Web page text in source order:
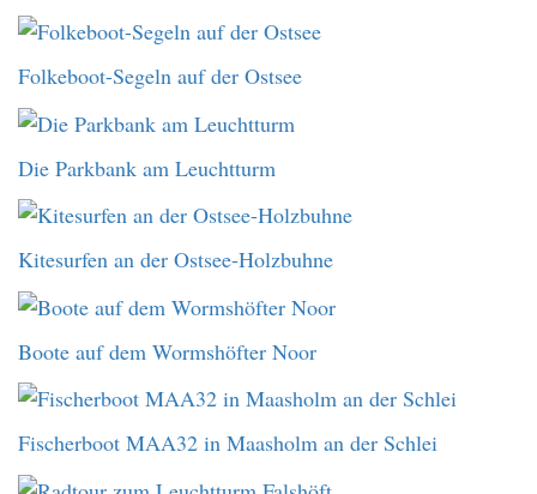
Folkeboot-Segeln auf der Ostsee
Die Parkbank am Leuchtturm
Kitesurfen an der Ostsee-Holzbuhne
Boote auf dem Wormshöfter Noor
Fischerboot MAA32 in Maasholm an der Schlei